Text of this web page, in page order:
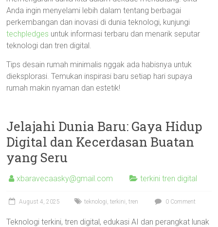
Anda ingin menyelami lebih dalam tentang berbagai
perkembangan dan inovasi di dunia teknologi, kunjungi
techpledges untuk informasi terbaru dan menarik seputar
teknologi dan tren digital.
Tips desain rumah minimalis nggak ada habisnya untuk
dieksplorasi. Temukan inspirasi baru setiap hari supaya
rumah makin nyaman dan estetik!
Jelajahi Dunia Baru: Gaya Hidup
Digital dan Kecerdasan Buatan
yang Seru
xbaravecaasky@gmail.com terkini tren digital
August 4, 2025 teknologi,terkini,tren 0 Comment
Teknologi terkini, tren digital, edukasi AI dan perangkat lunak